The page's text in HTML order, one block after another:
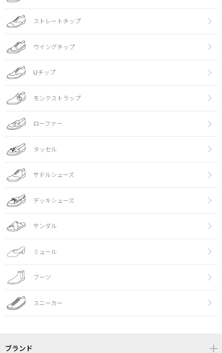
ストレートチップ
ウイングチップ
Uチップ
モンクストラップ
ローファー
タッセル
サドルシューズ
デッキシューズ
サンダル
ミュール
ブーツ
スニーカー
ブランド